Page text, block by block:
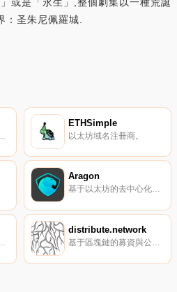
：圣朱尼佩羅城.
方案。
ETHSimple
以太坊域名注冊商。
Aragon
基于以太坊的去中心化組織的管理平臺。
社區活動參加的證明。
distribute.network
基于區塊鏈的募資與公共治理。